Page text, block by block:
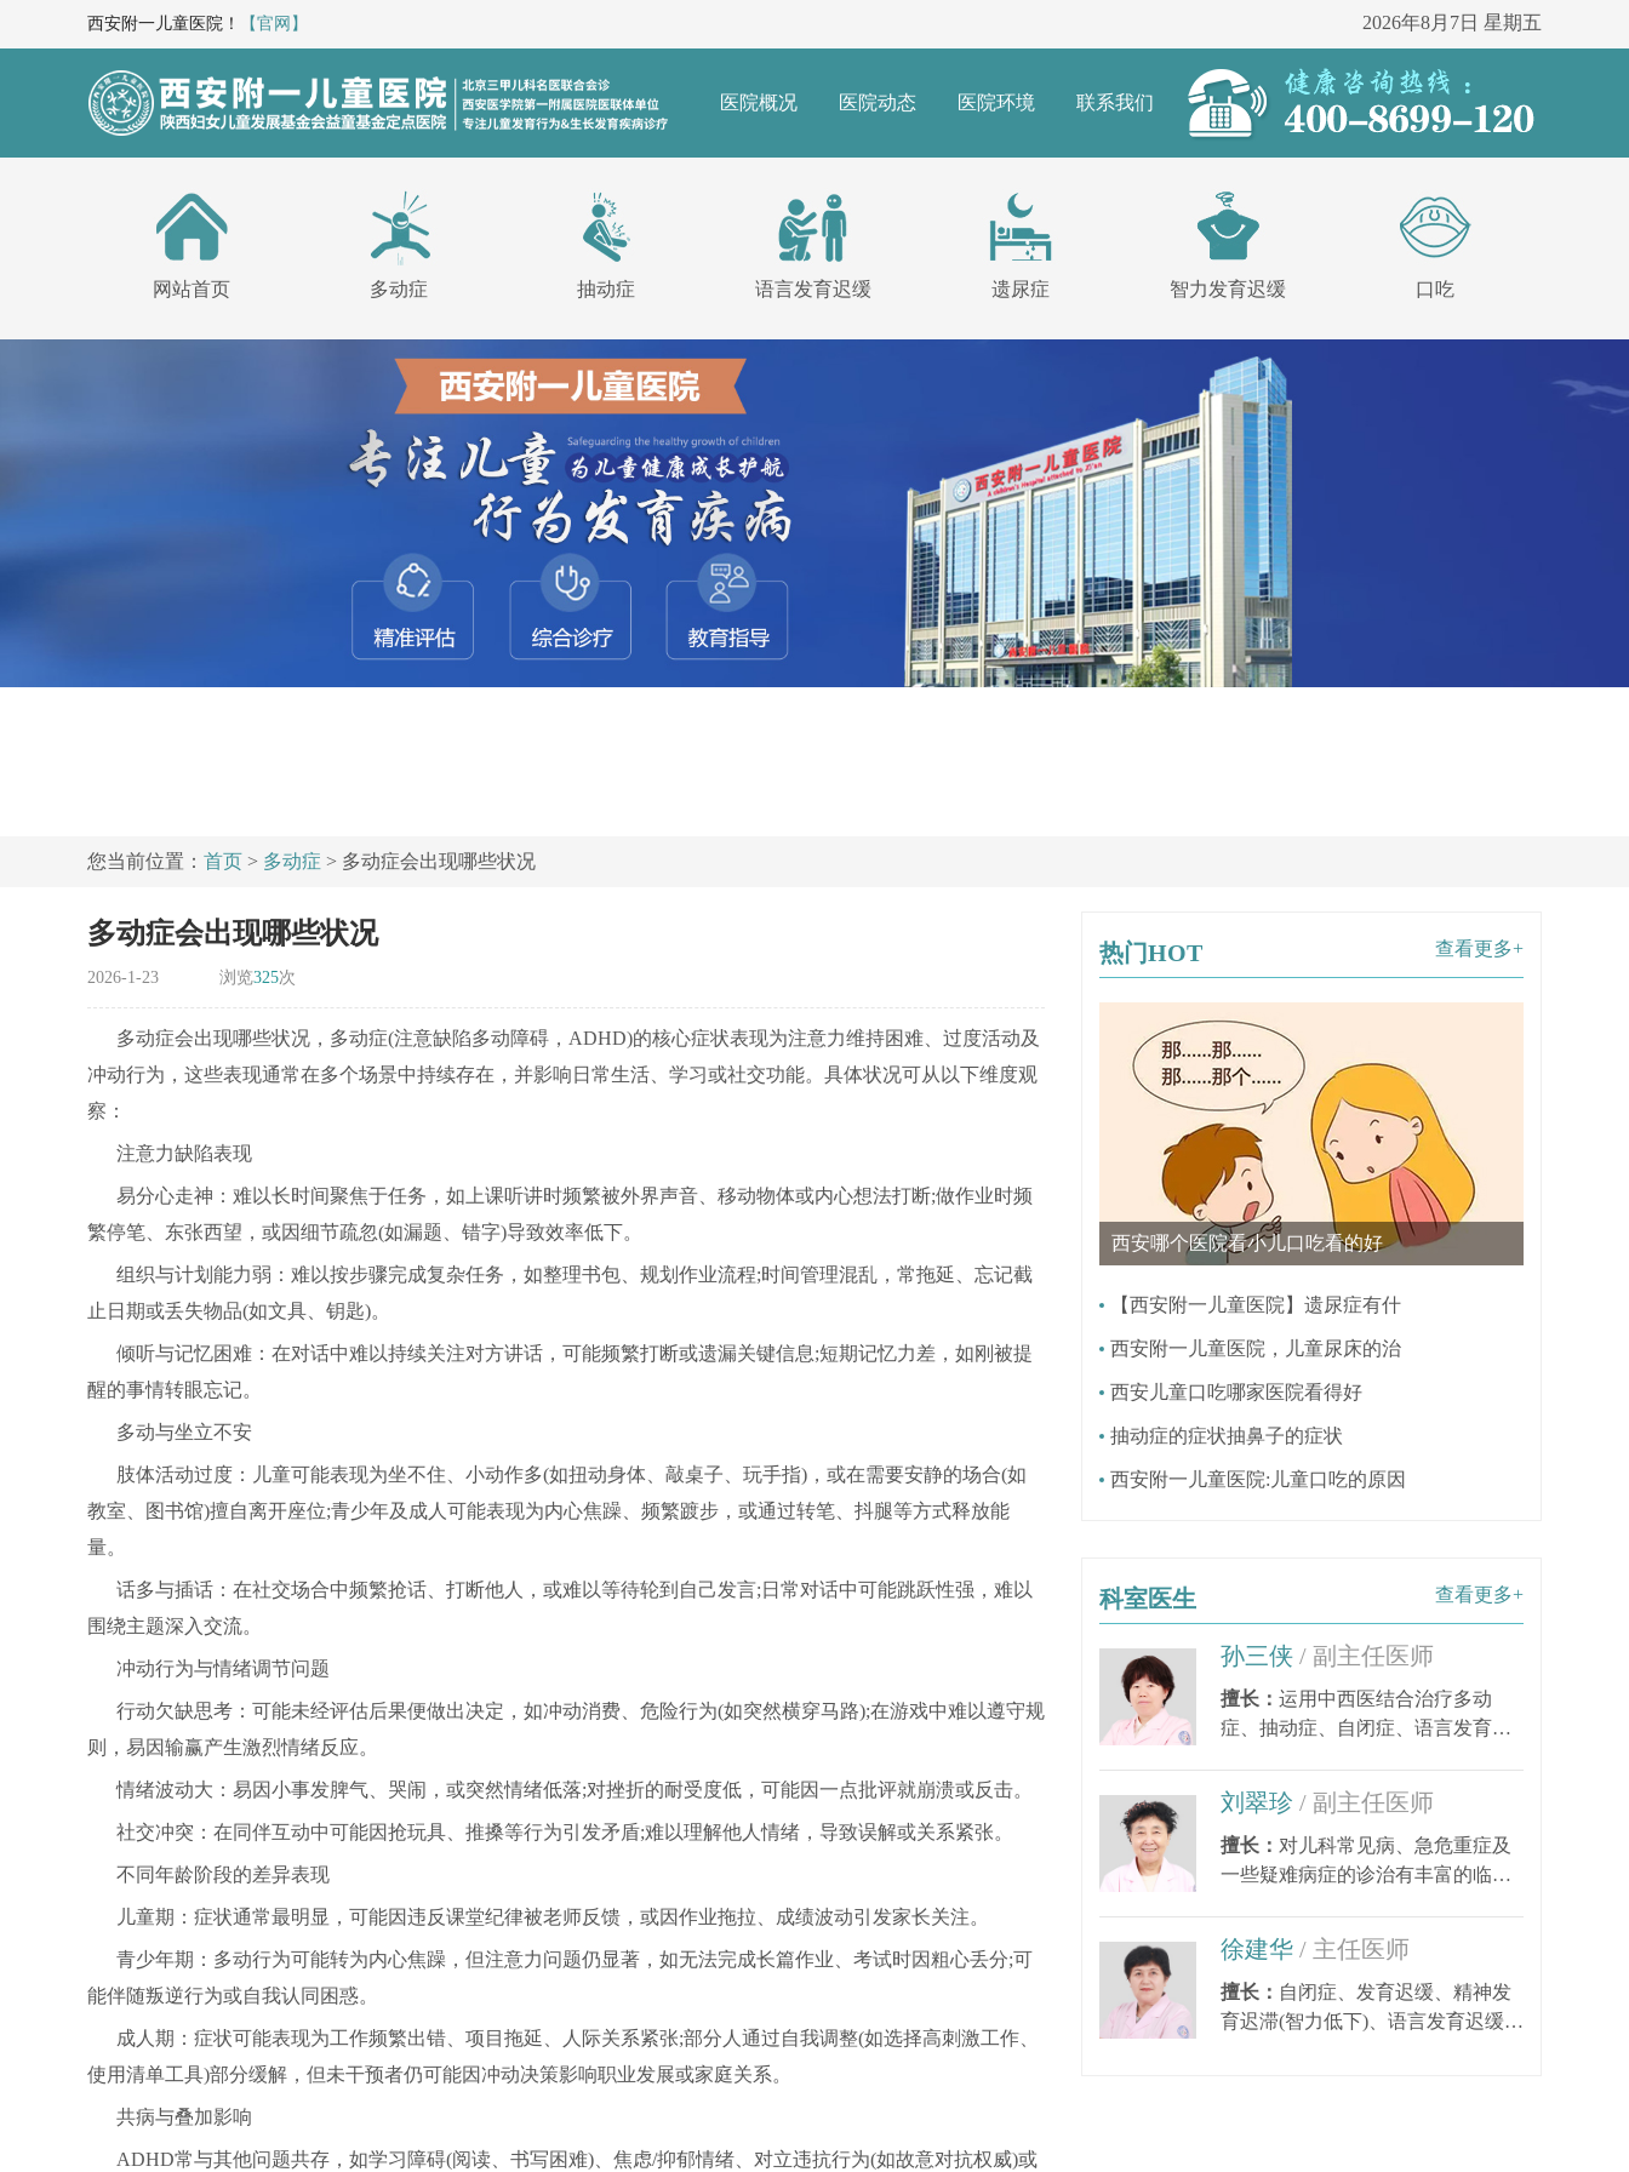
西安附一儿童医院！ 【官网】 2026年8月7日 星期五
医院概况 医院动态 医院环境 联系我们
网站首页 多动症 抽动症 语言发育迟缓 遗尿症 智力发育迟缓 口吃
您当前位置： 首页 > 多动症 > 多动症会出现哪些状况
多动症会出现哪些状况
2026-1-23 浏览325次
多动症会出现哪些状况，多动症(注意缺陷多动障碍，ADHD)的核心症状表现为注意力维持困难、过度活动及
冲动行为，这些表现通常在多个场景中持续存在，并影响日常生活、学习或社交功能。具体状况可从以下维度观
察：
注意力缺陷表现
易分心走神：难以长时间聚焦于任务，如上课听讲时频繁被外界声音、移动物体或内心想法打断;做作业时频
繁停笔、东张西望，或因细节疏忽(如漏题、错字)导致效率低下。
组织与计划能力弱：难以按步骤完成复杂任务，如整理书包、规划作业流程;时间管理混乱，常拖延、忘记截
止日期或丢失物品(如文具、钥匙)。
倾听与记忆困难：在对话中难以持续关注对方讲话，可能频繁打断或遗漏关键信息;短期记忆力差，如刚被提
醒的事情转眼忘记。
多动与坐立不安
肢体活动过度：儿童可能表现为坐不住、小动作多(如扭动身体、敲桌子、玩手指)，或在需要安静的场合(如
教室、图书馆)擅自离开座位;青少年及成人可能表现为内心焦躁、频繁踱步，或通过转笔、抖腿等方式释放能
量。
话多与插话：在社交场合中频繁抢话、打断他人，或难以等待轮到自己发言;日常对话中可能跳跃性强，难以
围绕主题深入交流。
冲动行为与情绪调节问题
行动欠缺思考：可能未经评估后果便做出决定，如冲动消费、危险行为(如突然横穿马路);在游戏中难以遵守规
则，易因输赢产生激烈情绪反应。
情绪波动大：易因小事发脾气、哭闹，或突然情绪低落;对挫折的耐受度低，可能因一点批评就崩溃或反击。
社交冲突：在同伴互动中可能因抢玩具、推搡等行为引发矛盾;难以理解他人情绪，导致误解或关系紧张。
不同年龄阶段的差异表现
儿童期：症状通常最明显，可能因违反课堂纪律被老师反馈，或因作业拖拉、成绩波动引发家长关注。
青少年期：多动行为可能转为内心焦躁，但注意力问题仍显著，如无法完成长篇作业、考试时因粗心丢分;可
能伴随叛逆行为或自我认同困惑。
成人期：症状可能表现为工作频繁出错、项目拖延、人际关系紧张;部分人通过自我调整(如选择高刺激工作、
使用清单工具)部分缓解，但未干预者仍可能因冲动决策影响职业发展或家庭关系。
共病与叠加影响
ADHD常与其他问题共存，如学习障碍(阅读、书写困难)、焦虑/抑郁情绪、对立违抗行为(如故意对抗权威)或
查看更多+
热门HOT
西安哪个医院看小儿口吃看的好
【西安附一儿童医院】遗尿症有什
西安附一儿童医院，儿童尿床的治
西安儿童口吃哪家医院看得好
抽动症的症状抽鼻子的症状
西安附一儿童医院:儿童口吃的原因
查看更多+
科室医生
孙三侠 / 副主任医师
擅长： 运用中西医结合治疗多动
症、抽动症、自闭症、语言发育迟
刘翠珍 / 副主任医师
擅长： 对儿科常见病、急危重症及
一些疑难病症的诊治有丰富的临床
徐建华 / 主任医师
擅长： 自闭症、发育迟缓、精神发
育迟滞(智力低下)、语言发育迟缓、